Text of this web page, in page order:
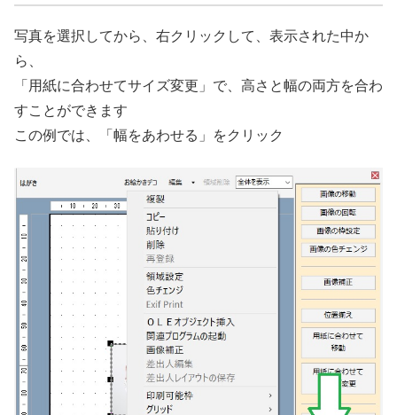
写真を選択してから、右クリックして、表示された中か
ら、
「用紙に合わせてサイズ変更」で、高さと幅の両方を合わ
すことができます
この例では、「幅をあわせる」をクリック